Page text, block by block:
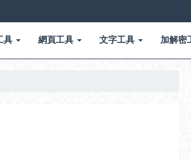
具 網頁工具 文字工具 加解密